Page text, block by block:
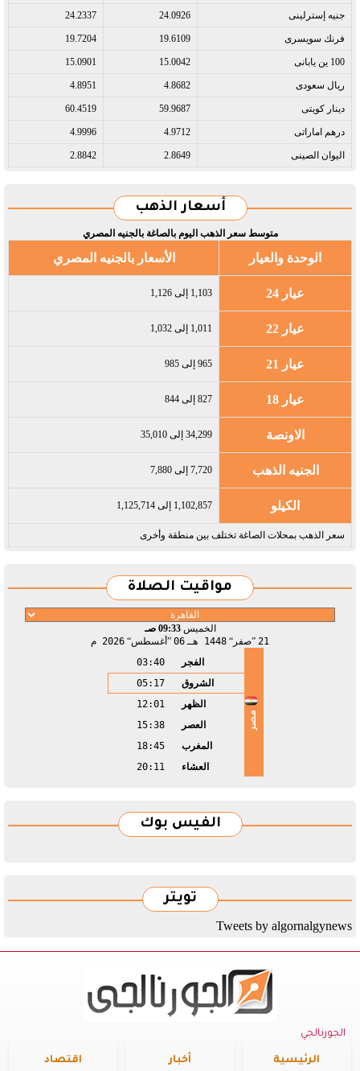
جنيه إسترلينى​ 24.0926
24.2337
فرنك سويسرى​ 19.6109
19.7204
100 ين يابانى​ 15.0042
15.0901
ريال سعودى​ 4.8682
4.8951
دينار كويتى​ 59.9687
60.4519
درهم اماراتى​ 4.9712
4.9996
اليوان الصينى​ 2.8649
2.8842
أسعار الذهب
متوسط سعر الذهب اليوم بالصاغة بالجنيه المصري
الوحدة والعيار الأسعار بالجنيه المصري
عيار 24 1,103 إلى 1,126
عيار 22 1,011 إلى 1,032
عيار 21 965 إلى 985
عيار 18 827 إلى 844
الاونصة 34,299 إلى 35,010
الجنيه الذهب 7,720 إلى 7,880
الكيلو 1,102,857 إلى 1,125,714
سعر الذهب بمحلات الصاغة تختلف بين منطقة وأخرى
مواقيت الصلاة
الخميس09:33 صـ
21
صفر 1448 هـ 06 أغسطس 2026 م
مصر
الفجر
03:40
الشروق
05:17
الظهر
12:01
العصر
15:38
المغرب
18:45
العشاء
20:11
الفيس بوك
تويتر
Tweets by algornalgynews
الجورنالجي
الرئيسية أخبار اقتصاد